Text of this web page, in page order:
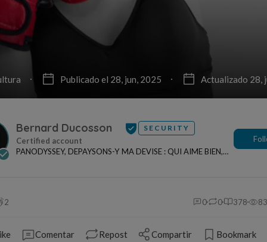
Publicado el 28, jun, 2025 Actualizado 28,
Bernard Ducosson SECURITY
PANODYSSEY, DEPAYSONS-Y MA DEVISE : QUI AIME BIEN,
2 0 0 378
Comentar Repost Compartir Bookmark